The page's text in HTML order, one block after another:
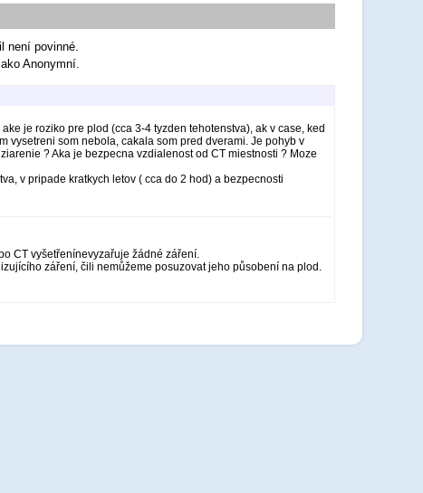
není povinné.
Anonymní.
je roziko pre plod (cca 3-4 tyzden tehotenstva), ak v case, ked
vysetreni som nebola, cakala som pred dverami. Je pohyb v
? Aka je bezpecna vzdialenost od CT miestnosti ? Moze
v pripade kratkych letov ( cca do 2 hod) a bezpecnosti
CT vyšetřenínevyzařuje žádné záření.
záření, čili nemůžeme posuzovat jeho působení na plod.